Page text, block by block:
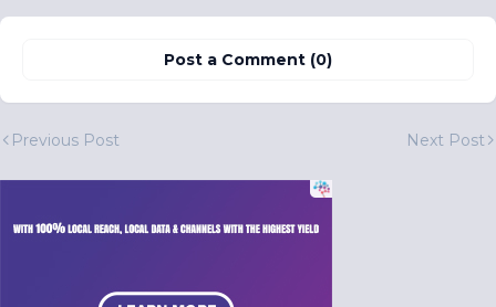
Post a Comment (0)
Previous Post Next Post